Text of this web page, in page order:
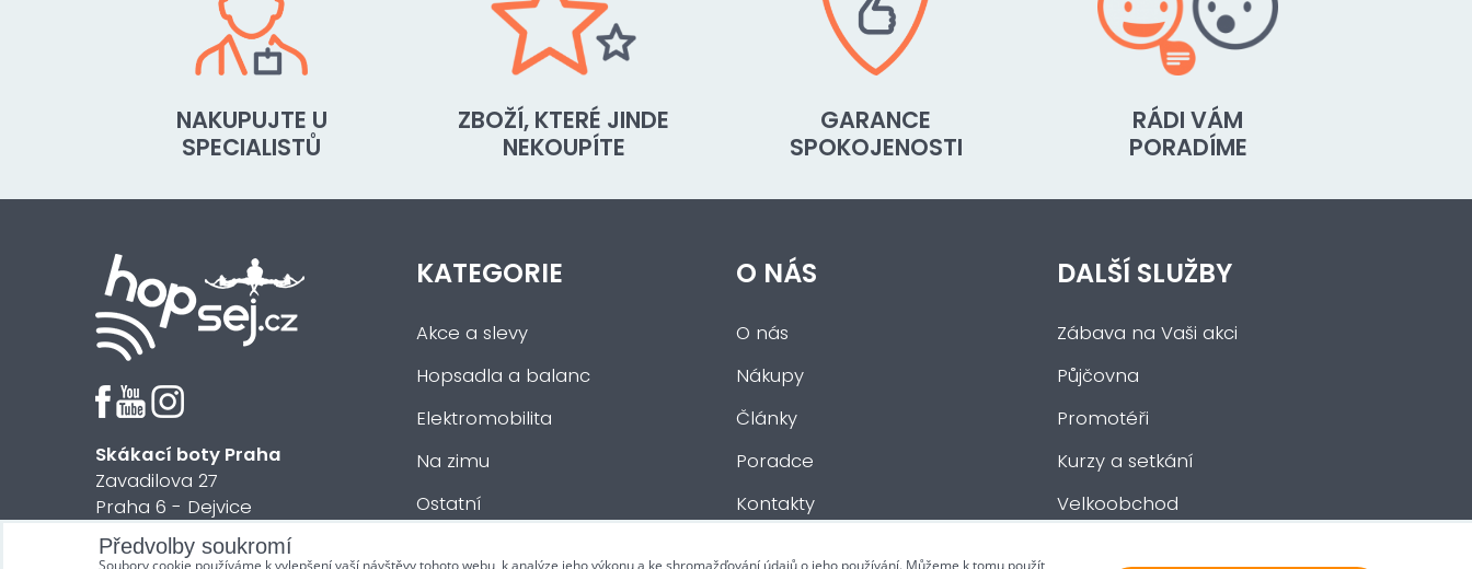
NAKUPUJTE U
SPECIALISTŮ
ZBOŽÍ, KTERÉ JINDE
NEKOUPÍTE
GARANCE
SPOKOJENOSTI
RÁDI VÁM
PORADÍME
Skákací boty Praha
Zavadilova 27
Praha 6 - Dejvice
© 2018 HOPsej.cz
KATEGORIE
Akce a slevy
Hopsadla a balanc
Elektromobilita
Na zimu
Ostatní
O NÁS
O nás
Nákupy
Články
Poradce
Kontakty
DALŠÍ SLUŽBY
Zábava na Vaši akci
Půjčovna
Promotéři
Kurzy a setkání
Velkoobchod
Předvolby soukromí
Soubory cookie používáme k vylepšení vaší návštěvy tohoto webu, k analýze jeho výkonu a ke shromažďování údajů o jeho používání. Můžeme k tomu použít